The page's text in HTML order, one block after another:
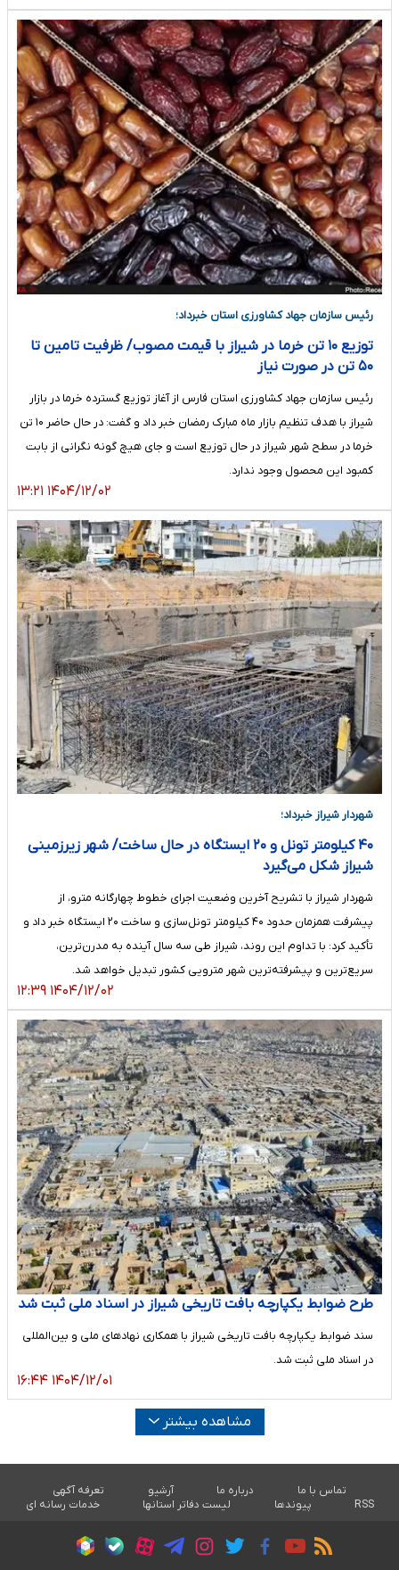
رئیس سازمان جهاد کشاورزی استان خبرداد؛
توزیع ۱۰ تن خرما در شیراز با قیمت مصوب/ ظرفیت تامین تا
۵۰ تن در صورت نیاز
رئیس سازمان جهاد کشاورزی استان فارس از آغاز توزیع گسترده خرما در بازار
شیراز با هدف تنظیم بازار ماه مبارک رمضان خبر داد و گفت: در حال حاضر ۱۰ تن
خرما در سطح شهر شیراز در حال توزیع است و جای هیچ گونه نگرانی از بابت
کمبود این محصول وجود ندارد.
۱۴۰۴/۱۲/۰۲ ۱۳:۲۱
شهردار شیراز خبرداد؛
۴۰ کیلومتر تونل و ۲۰ ایستگاه در حال ساخت/ شهر زیرزمینی
شیراز شکل می‌گیرد
شهردار شیراز با تشریح آخرین وضعیت اجرای خطوط چهارگانه مترو، از
پیشرفت همزمان حدود ۴۰ کیلومتر تونل‌سازی و ساخت ۲۰ ایستگاه خبر داد و
تأکید کرد: با تداوم این روند، شیراز طی سه سال آینده به مدرن‌ترین،
سریع‌ترین و پیشرفته‌ترین شهر مترویی کشور تبدیل خواهد شد.
۱۴۰۴/۱۲/۰۲ ۱۲:۳۹
طرح ضوابط یکپارچه بافت تاریخی شیراز در اسناد ملی ثبت شد
سند ضوابط یکپارچه بافت تاریخی شیراز با همکاری نهادهای ملی و بین‌المللی
در اسناد ملی ثبت شد.
۱۴۰۴/۱۲/۰۱ ۱۶:۴۴
مشاهده بیشتر
تماس با ما درباره ما آرشیو
تعرفه آگهی
RSS
پیوندها لیست دفاتر استانها خدمات رسانه ای